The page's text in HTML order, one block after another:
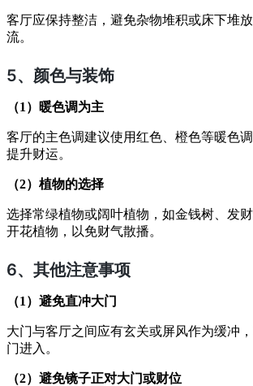
客厅应保持整洁，避免杂物堆积或床下堆
流。
5、 颜色与装饰
（1）暖色调为主
客厅的主色调建议使用红色、橙色等暖色
提升财运。
（2）植物的选择
选择常绿植物或阔叶植物，如金钱树、发
开花植物，以免财气散播。
6、 其他注意事项
（1）避免直冲大门
大门与客厅之间应有玄关或屏风作为缓冲
门进入。
（2）避免镜子正对大门或财位